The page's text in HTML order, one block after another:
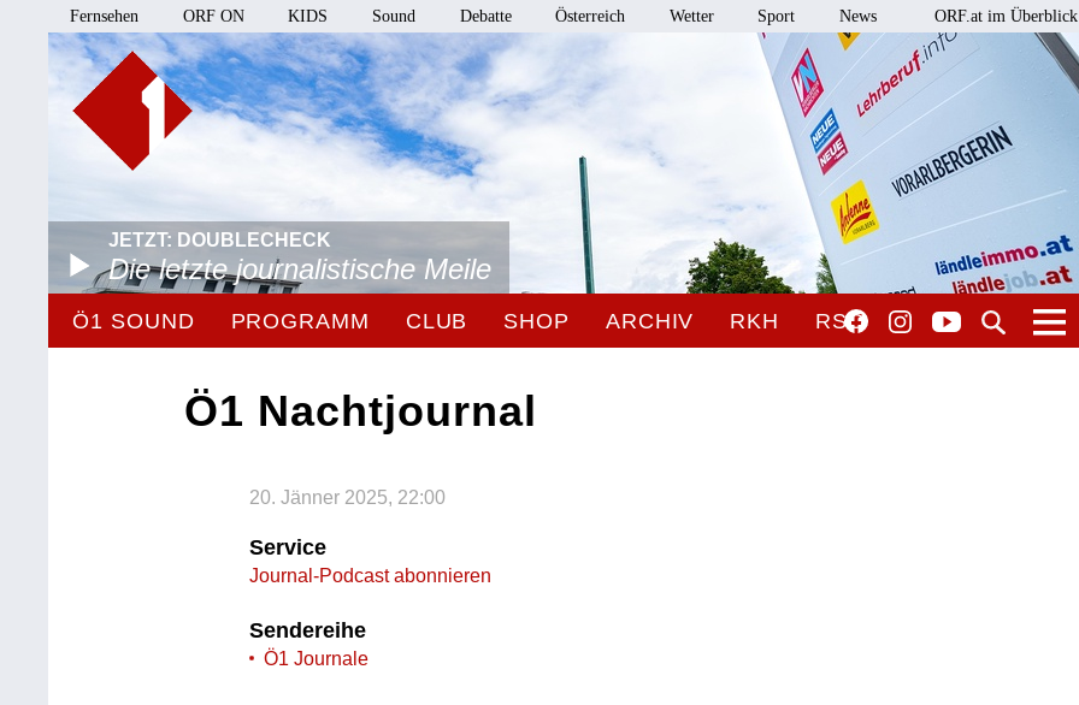
Fernsehen ORF ON KIDS Sound Debatte Österreich Wetter Sport News ORF.at im Überblick
JETZT: DOUBLECHECK
Die letzte journalistische Meile
Ö1 SOUND PROGRAMM CLUB SHOP ARCHIV RKH RSO
Ö1 Nachtjournal
20. Jänner 2025, 22:00
Service
Journal-Podcast abonnieren
Sendereihe
Ö1 Journale